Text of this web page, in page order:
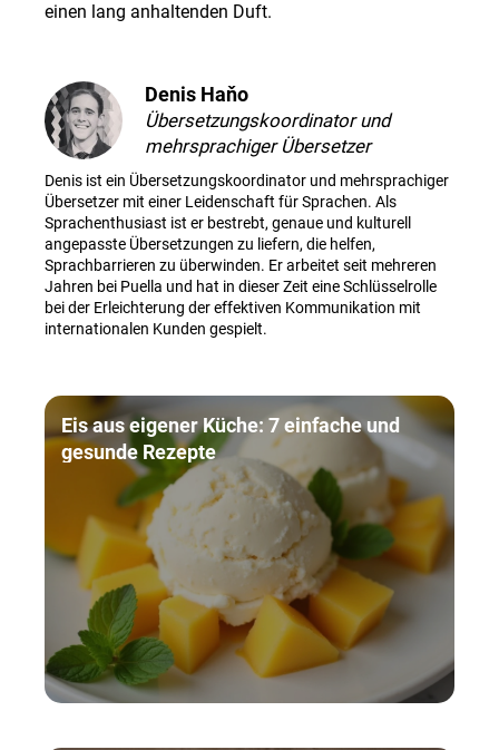
einen lang anhaltenden Duft.
Denis Haňo
Übersetzungskoordinator und
mehrsprachiger Übersetzer
Denis ist ein Übersetzungskoordinator und mehrsprachiger
Übersetzer mit einer Leidenschaft für Sprachen. Als
Sprachenthusiast ist er bestrebt, genaue und kulturell
angepasste Übersetzungen zu liefern, die helfen,
Sprachbarrieren zu überwinden. Er arbeitet seit mehreren
Jahren bei Puella und hat in dieser Zeit eine Schlüsselrolle
bei der Erleichterung der effektiven Kommunikation mit
internationalen Kunden gespielt.
Eis aus eigener Küche: 7 einfache und
gesunde Rezepte